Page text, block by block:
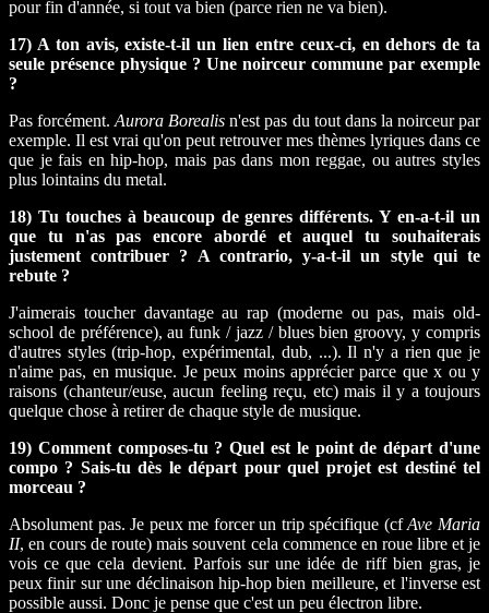
pour fin d'année, si tout va bien (parce rien ne va bien).
17) A ton avis, existe-t-il un lien entre ceux-ci, en dehors de ta
seule présence physique ? Une noirceur commune par exemple
?
Pas forcément.Aurora Borealis n'est pas du tout dans la noirceur par
exemple. Il est vrai qu'on peut retrouver mes thèmes lyriques dans ce
que je fais en hip-hop, mais pas dans mon reggae, ou autres styles
plus lointains du metal.
18) Tu touches à beaucoup de genres différents. Y en-a-t-il un
que tu n'as pas encore abordé et auquel tu souhaiterais
justement contribuer ? A contrario, y-a-t-il un style qui te
rebute ?
J'aimerais toucher davantage au rap (moderne ou pas, mais old-
school de préférence), au funk / jazz / blues bien groovy, y compris
d'autres styles (trip-hop, expérimental, dub, ...). Il n'y a rien que je
n'aime pas, en musique. Je peux moins apprécier parce que x ou y
raisons (chanteur/euse, aucun feeling reçu, etc) mais il y a toujours
quelque chose à retirer de chaque style de musique.
19) Comment composes-tu ? Quel est le point de départ d'une
compo ? Sais-tu dès le départ pour quel projet est destiné tel
morceau ?
Absolument pas. Je peux me forcer un trip spécifique (cfAve Maria
II, en cours de route) mais souvent cela commence en roue libre et je
vois ce que cela devient. Parfois sur une idée de riff bien gras, je
peux finir sur une déclinaison hip-hop bien meilleure, et l'inverse est
possible aussi. Donc je pense que c'est un peu électron libre.